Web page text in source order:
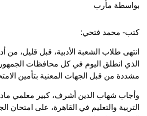
بواسطة مأرب
كتب- محمد فتحي:
انتهى طلاب الشعبة الأدبية، قبل قليل، من
الذي انطلق اليوم في كل محافظات
مشددة من قبل الجهات المعنية بتأمين
وأجاب شهاب الدين أشرف، كبير معلمي مادة
التربية والتعليم في القاهرة، على امتحان